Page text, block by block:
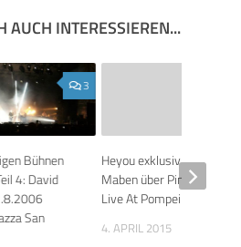
AUCH INTERESSIEREN...
3
Bühnen
4: David
San
Heyou exklusiv: Adrian
Maben über Pink Floyd
Live At Pompeii
4. APRIL 2015